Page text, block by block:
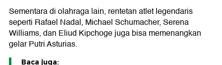
Sementara di olahraga lain, rentetan atlet legendaris
seperti Rafael Nadal, Michael Schumacher, Serena
Williams, dan Eliud Kipchoge juga bisa memenangkan
gelar Putri Asturias.
Baca juga: